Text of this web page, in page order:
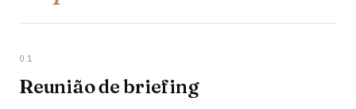
01
Reunião de briefing